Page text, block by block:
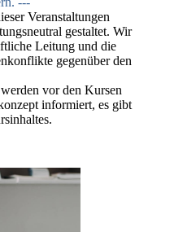
Veranstaltungen
gestaltet. Wir
Leitung und die
gegenüber den
vor den Kursen
informiert, es gibt